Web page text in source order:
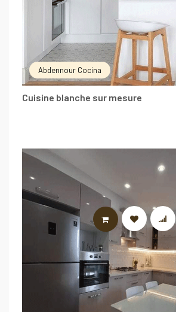
Abdennour Cocina
Cuisine blanche sur mesure
LIRE LA SUITE